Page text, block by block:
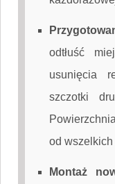
odtłuść
usunięcia
szczotki
od
Montaż